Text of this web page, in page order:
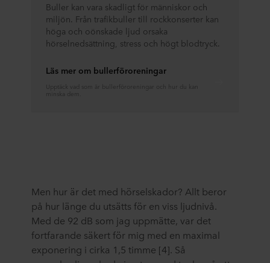
Buller kan vara skadligt för människor och
miljön. Från trafikbuller till rockkonserter kan
höga och oönskade ljud orsaka
hörselnedsättning, stress och högt blodtryck.
Läs mer om bullerföroreningar
Upptäck vad som är bullerföroreningar och hur du kan
minska dem.
Men hur är det med hörselskador? Allt beror
på hur länge du utsätts för en viss ljudnivå.
Med de 92 dB som jag uppmätte, var det
fortfarande säkert för mig med en maximal
exponering i cirka 1,5 timme [4]. Så